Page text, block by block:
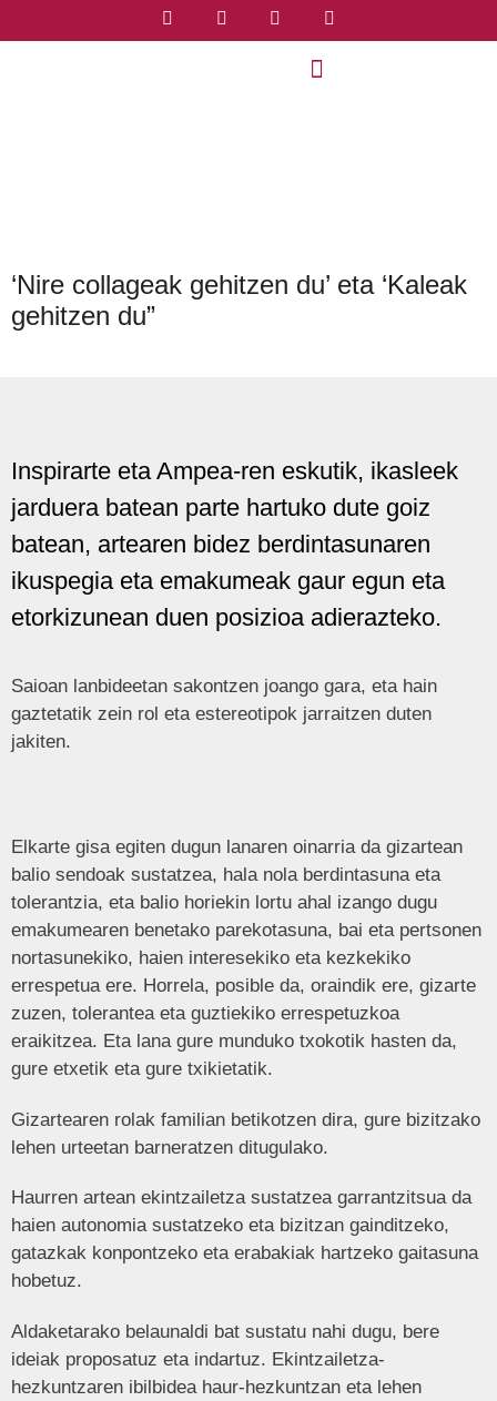
‘Nire collageak gehitzen du’ eta ‘Kaleak
gehitzen du”
Inspirarte eta Ampea-ren eskutik, ikasleek
jarduera batean parte hartuko dute goiz
batean, artearen bidez berdintasunaren
ikuspegia eta emakumeak gaur egun eta
etorkizunean duen posizioa adierazteko.
Saioan lanbideetan sakontzen joango gara, eta hain
gaztetatik zein rol eta estereotipok jarraitzen duten
jakiten.
Elkarte gisa egiten dugun lanaren oinarria da gizartean
balio sendoak sustatzea, hala nola berdintasuna eta
tolerantzia, eta balio horiekin lortu ahal izango dugu
emakumearen benetako parekotasuna, bai eta pertsonen
nortasunekiko, haien interesekiko eta kezkekiko
errespetua ere. Horrela, posible da, oraindik ere, gizarte
zuzen, tolerantea eta guztiekiko errespetuzkoa
eraikitzea. Eta lana gure munduko txokotik hasten da,
gure etxetik eta gure txikietatik.
Gizartearen rolak familian betikotzen dira, gure bizitzako
lehen urteetan barneratzen ditugulako.
Haurren artean ekintzailetza sustatzea garrantzitsua da
haien autonomia sustatzeko eta bizitzan gainditzeko,
gatazkak konpontzeko eta erabakiak hartzeko gaitasuna
hobetuz.
Aldaketarako belaunaldi bat sustatu nahi dugu, bere
ideiak proposatuz eta indartuz. Ekintzailetza-
hezkuntzaren ibilbidea haur-hezkuntzan eta lehen